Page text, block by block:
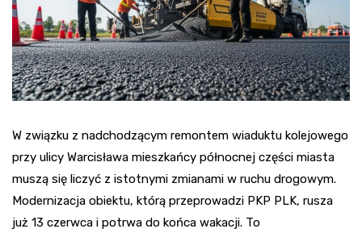
W związku z nadchodzącym remontem wiaduktu kolejowego
przy ulicy Warcisława mieszkańcy północnej części miasta
muszą się liczyć z istotnymi zmianami w ruchu drogowym.
Modernizacja obiektu, którą przeprowadzi PKP PLK, rusza
już 13 czerwca i potrwa do końca wakacji. To